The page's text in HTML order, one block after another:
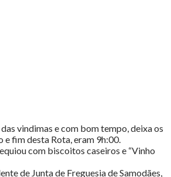
vindimas e com bom tempo, deixa os
fim desta Rota, eram 9h:00.
com biscoitos caseiros e “Vinho
de Junta de Freguesia de Samodães,